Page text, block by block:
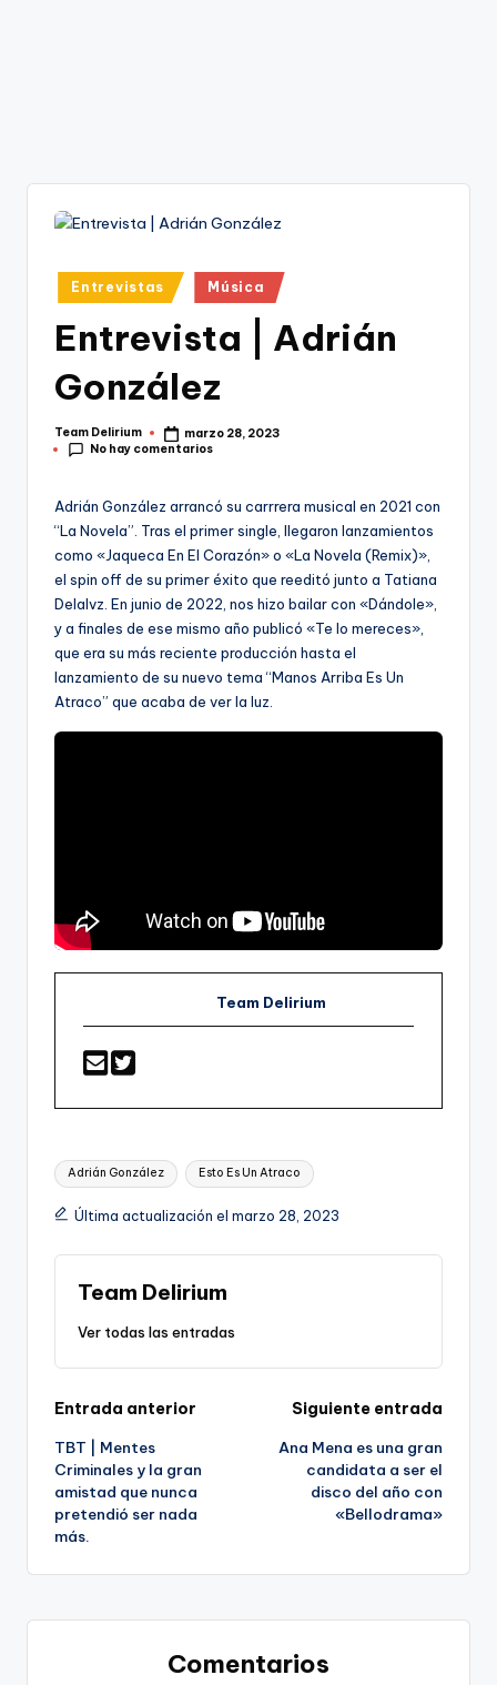
Publicado
en
Entrevistas Música
Entrevista | Adrián
González
Publicado
por
Team Delirium
marzo 28, 2023
No hay comentarios
Adrián González arrancó su carrrera musical en 2021 con
“La Novela”. Tras el primer single, llegaron lanzamientos
como «Jaqueca En El Corazón» o «La Novela (Remix)»,
el spin off de su primer éxito que reeditó junto a Tatiana
Delalvz. En junio de 2022, nos hizo bailar con «Dándole»,
y a finales de ese mismo año publicó «Te lo mereces»,
que era su más reciente producción hasta el
lanzamiento de su nuevo tema “Manos Arriba Es Un
Atraco” que acaba de ver la luz.
Team Delirium
Etiquetas:
Adrián González Esto Es Un Atraco
Última actualización el marzo 28, 2023
Team Delirium
Ver todas las entradas
Navegación
de
entradas
Entrada anterior
TBT | Mentes
Criminales y la gran
amistad que nunca
pretendió ser nada
más.
Siguiente entrada
Ana Mena es una gran
candidata a ser el
disco del año con
«Bellodrama»
Comentarios